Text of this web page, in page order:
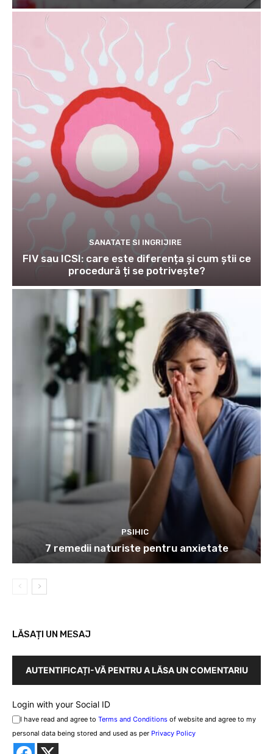
SANATATE SI INGRIJIRE
FIV sau ICSI: care este diferența și cum știi ce
procedură ți se potrivește?
PSIHIC
7 remedii naturiste pentru anxietate
LĂSAȚI UN MESAJ
AUTENTIFICAȚI-VĂ PENTRU A LĂSA UN COMENTARIU
Login with your Social ID
I have read and agree to Terms and Conditions of website and agree to my
personal data being stored and used as per Privacy Policy